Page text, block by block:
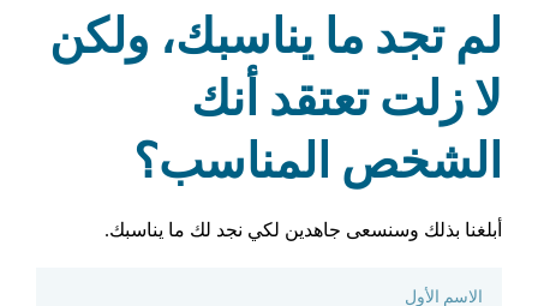
لم تجد ما يناسبك، ولكن
لا زلت تعتقد أنك
الشخص المناسب؟
أبلغنا بذلك وسنسعى جاهدين لكي نجد لك ما يناسبك.